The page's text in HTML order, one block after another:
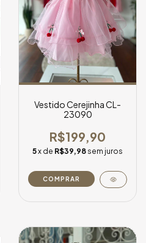
Vestido Cerejinha CL-
23090
R$199,90
5x de R$39,98 sem juros
COMPRAR